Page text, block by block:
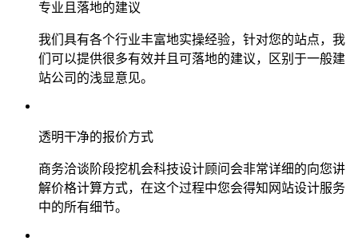
专业且落地的建议
我们具有各个行业丰富地实操经验，针对您的站点，我
们可以提供很多有效并且可落地的建议，区别于一般建
站公司的浅显意见。
透明干净的报价方式
商务洽谈阶段挖机会科技设计顾问会非常详细的向您讲
解价格计算方式，在这个过程中您会得知网站设计服务
中的所有细节。